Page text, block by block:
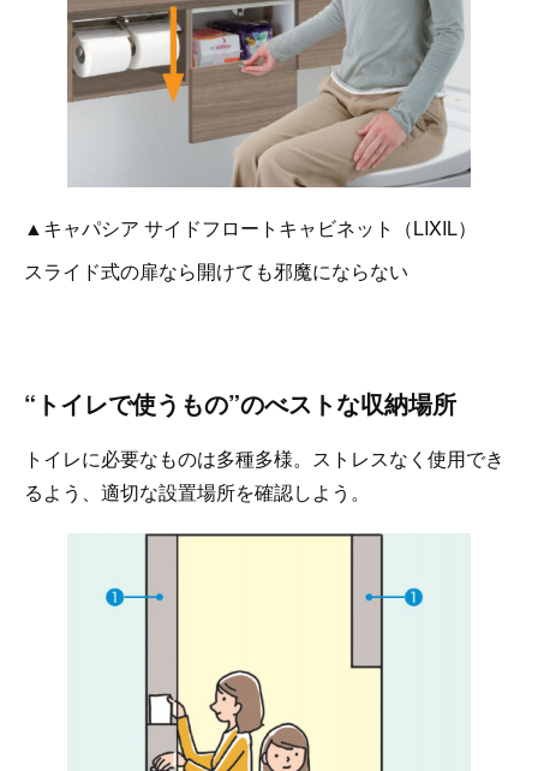
▲キャパシア サイドフロートキャビネット（LIXIL）
スライド式の扉なら開けても邪魔にならない
“トイレで使うもの”のべストな収納場所
トイレに必要なものは多種多様。ストレスなく使用でき
るよう、適切な設置場所を確認しよう。